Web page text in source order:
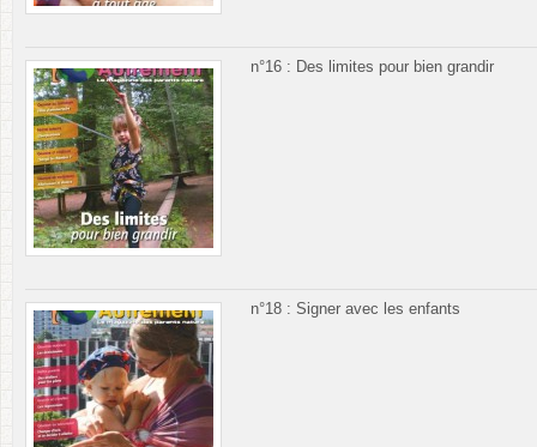
n°16 : Des limites pour bien grandir
n°18 : Signer avec les enfants